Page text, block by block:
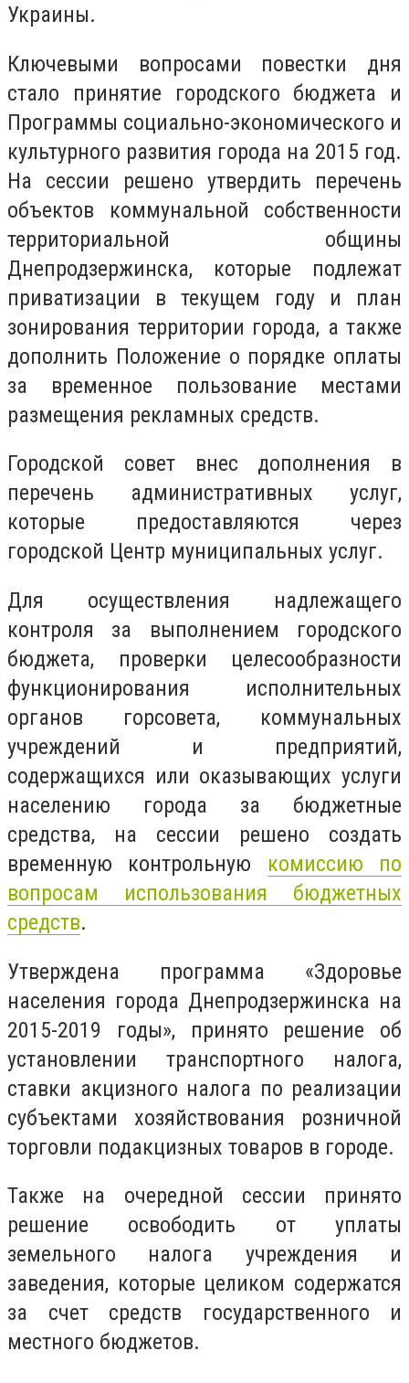
Украины.
Ключевыми вопросами повестки дня
стало принятие городского бюджета и
Программы социально-экономического и
культурного развития города на 2015 год.
На сессии решено утвердить перечень
объектов коммунальной собственности
территориальной общины
Днепродзержинска, которые подлежат
приватизации в текущем году и план
зонирования территории города, а также
дополнить Положение о порядке оплаты
за временное пользование местами
размещения рекламных средств.
Городской совет внес дополнения в
перечень административных услуг,
которые предоставляются через
городской Центр муниципальных услуг.
Для осуществления надлежащего
контроля за выполнением городского
бюджета, проверки целесообразности
функционирования исполнительных
органов горсовета, коммунальных
учреждений и предприятий,
содержащихся или оказывающих услуги
населению города за бюджетные
средства, на сессии решено создать
временную контрольную комиссию по
вопросам использования бюджетных
средств.
Утверждена программа «Здоровье
населения города Днепродзержинска на
2015-2019 годы», принято решение об
установлении транспортного налога,
ставки акцизного налога по реализации
субъектами хозяйствования розничной
торговли подакцизных товаров в городе.
Также на очередной сессии принято
решение освободить от уплаты
земельного налога учреждения и
заведения, которые целиком содержатся
за счет средств государственного и
местного бюджетов.